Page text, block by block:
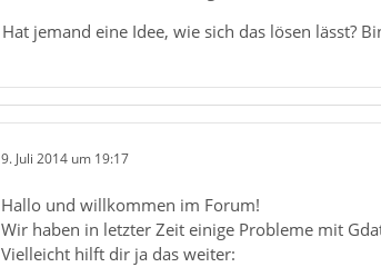
Hat jemand eine Idee, wie sich das lösen lässt?
9. Juli 2014 um 19:17
Hallo und willkommen im Forum!
Wir haben in letzter Zeit einige Probleme mit
Vielleicht hilft dir ja das weiter: